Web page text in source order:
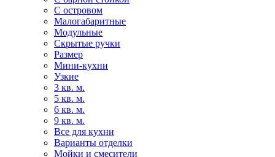
С островом
Малогабаритные
Модульные
Скрытые ручки
Размер
Мини-кухни
Узкие
3 кв. м.
5 кв. м.
6 кв. м.
9 кв. м.
Все для кухни
Варианты отделки
Мойки и смесители